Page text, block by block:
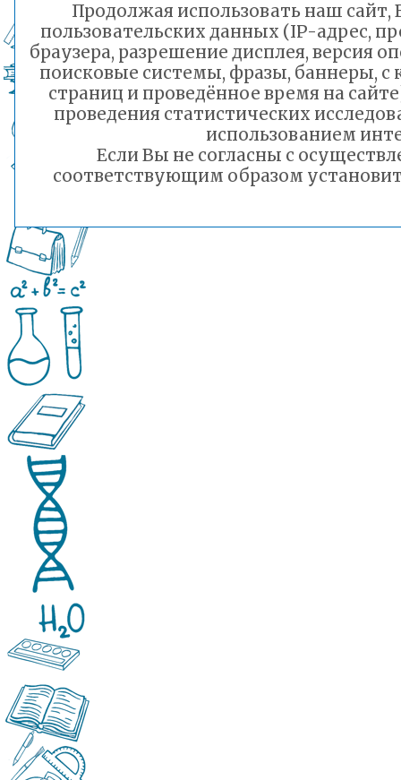
Продолжая использовать наш сайт,
пользовательских данных (IP-адрес,
браузера, разрешение дисплея, версия
поисковые системы, фразы, баннеры,
страниц и проведённое время на
проведения статистических
использованием
Если Вы не согласны с
соответствующим образом